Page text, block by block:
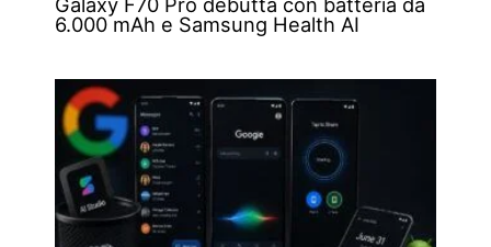
6.000 mAh e Samsung Health AI